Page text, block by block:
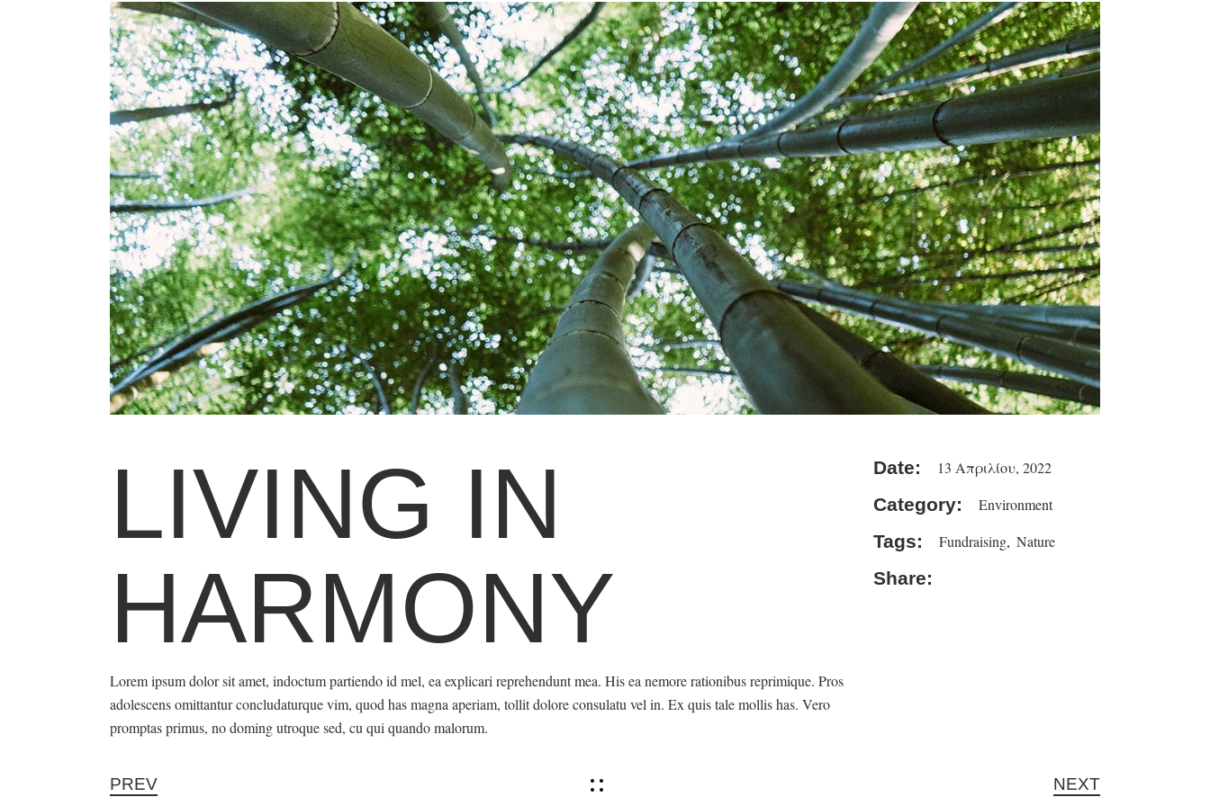
LIVING IN
HARMONY
Lorem ipsum dolor sit amet, indoctum partiendo id mel, ea explicari reprehendunt mea. His ea nemore rationibus reprimique. Pros
adolescens omittantur concludaturque vim, quod has magna aperiam, tollit dolore consulatu vel in. Ex quis tale mollis has. Vero
promptas primus, no doming utroque sed, cu qui quando malorum.
Date: 13 Απριλίου, 2022
Category: Environment
Tags: Fundraising Nature
Share:
PREV NEXT